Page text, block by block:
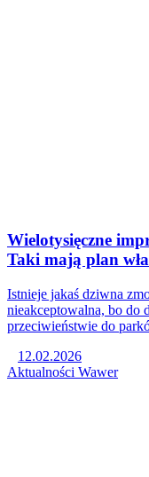
Wielotysięczne
Taki mają plan
Istnieje jakaś dziwna
nieakceptowalna, bo do
przeciwieństwie do
12.02.2026
Aktualności Wawer